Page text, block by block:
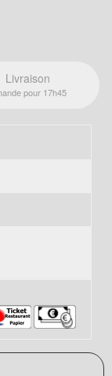
Livraison
pour 17h45